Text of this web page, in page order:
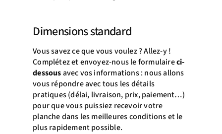
Dimensions standard
Vous savez ce que vous voulez ? Allez-y !
Complétez et envoyez-nous le formulaireci-
dessousavec vos informations : nous allons
vous répondre avec tous les détails
pratiques (délai, livraison, prix, paiement…)
pour que vous puissiez recevoir votre
planche dans les meilleures conditions et le
plus rapidement possible.